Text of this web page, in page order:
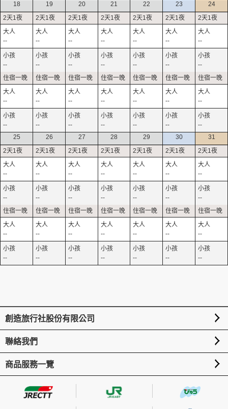
18
--
--
--
--
19
--
--
--
--
20
--
--
--
--
21
--
--
--
--
22
--
--
--
--
23
--
--
--
--
24
--
--
--
--
25
--
--
--
--
26
--
--
--
--
27
--
--
--
--
28
--
--
--
--
29
--
--
--
--
30
--
--
--
--
31
--
--
--
--
創造旅行社股份有限公司
聯絡我們
商品服務一覽